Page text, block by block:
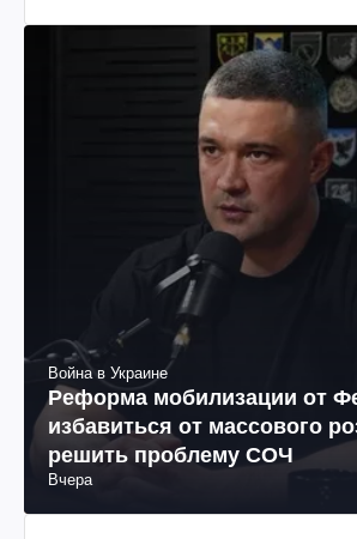
Война в Украине
Реформа мобилизации от
избавиться от массового
решить проблему СОЧ
Вчера